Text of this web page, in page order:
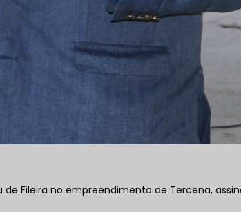
Fileira no empreendimento de Tercena,